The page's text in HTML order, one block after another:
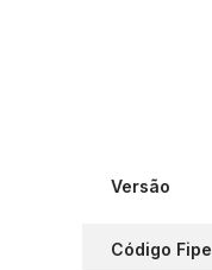
Versão
Código Fipe